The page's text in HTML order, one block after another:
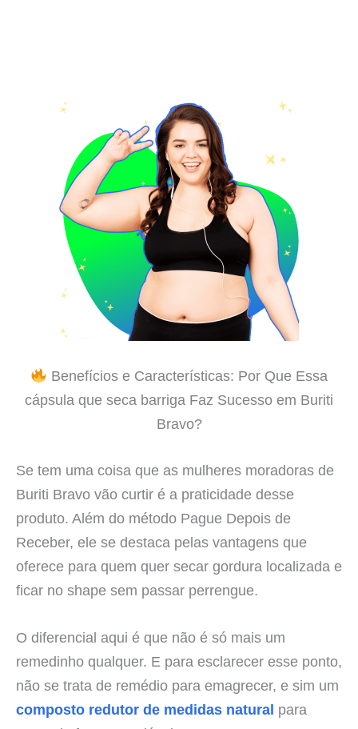
Benefícios e Características: Por Que Essa
cápsula que seca barriga Faz Sucesso em Buriti
Bravo?
Se tem uma coisa que as mulheres moradoras de
Buriti Bravo vão curtir é a praticidade desse
produto. Além do método Pague Depois de
Receber, ele se destaca pelas vantagens que
oferece para quem quer secar gordura localizada e
ficar no shape sem passar perrengue.
O diferencial aqui é que não é só mais um
remedinho qualquer. E para esclarecer esse ponto,
não se trata de remédio para emagrecer, e sim um
composto redutor de medidas natural para